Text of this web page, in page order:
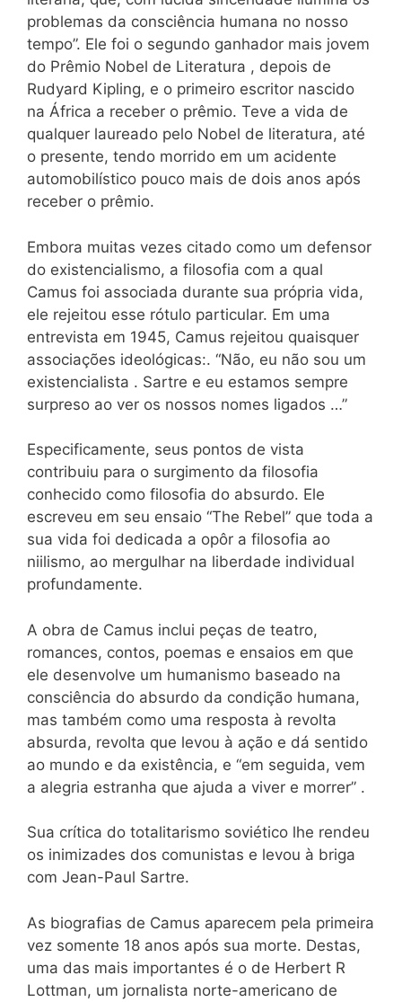
problemas da consciência humana no nosso
tempo”. Ele foi o segundo ganhador mais jovem
do Prêmio Nobel de Literatura , depois de
Rudyard Kipling, e o primeiro escritor nascido
na África a receber o prêmio. Teve a vida de
qualquer laureado pelo Nobel de literatura, até
o presente, tendo morrido em um acidente
automobilístico pouco mais de dois anos após
receber o prêmio.
Embora muitas vezes citado como um defensor
do existencialismo, a filosofia com a qual
Camus foi associada durante sua própria vida,
ele rejeitou esse rótulo particular. Em uma
entrevista em 1945, Camus rejeitou quaisquer
associações ideológicas:. “Não, eu não sou um
existencialista . Sartre e eu estamos sempre
surpreso ao ver os nossos nomes ligados …”
Especificamente, seus pontos de vista
contribuiu para o surgimento da filosofia
conhecido como filosofia do absurdo. Ele
escreveu em seu ensaio “The Rebel” que toda a
sua vida foi dedicada a opôr a filosofia ao
niilismo, ao mergulhar na liberdade individual
profundamente.
A obra de Camus inclui peças de teatro,
romances, contos, poemas e ensaios em que
ele desenvolve um humanismo baseado na
consciência do absurdo da condição humana,
mas também como uma resposta à revolta
absurda, revolta que levou à ação e dá sentido
ao mundo e da existência, e “em seguida, vem
a alegria estranha que ajuda a viver e morrer” .
Sua crítica do totalitarismo soviético lhe rendeu
os inimizades dos comunistas e levou à briga
com Jean-Paul Sartre.
As biografias de Camus aparecem pela primeira
vez somente 18 anos após sua morte. Destas,
uma das mais importantes é o de Herbert R
Lottman, um jornalista norte-americano de